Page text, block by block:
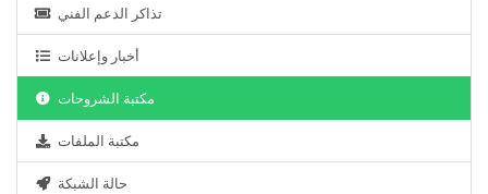
تذاكر الدعم الفني
أخبار وإعلانات
مكتبة الشروحات
مكتبة الملفات
حالة الشبكة